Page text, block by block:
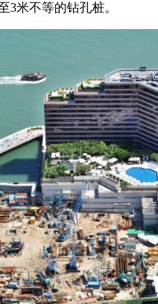
3米不等的钻孔桩。